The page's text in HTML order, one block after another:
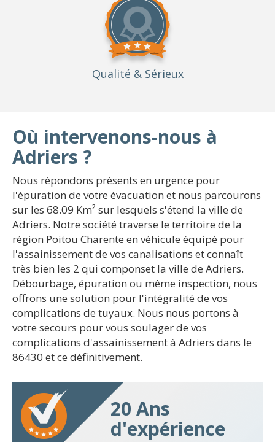
Qualité & Sérieux
Où intervenons-nous à
Adriers ?
Nous répondons présents en urgence pour
l'épuration de votre évacuation et nous parcourons
sur les 68.09 Km² sur lesquels s'étend la ville de
Adriers. Notre société traverse le territoire de la
région Poitou Charente en véhicule équipé pour
l'assainissement de vos canalisations et connaît
très bien les 2 qui componset la ville de Adriers.
Débourbage, épuration ou même inspection, nous
offrons une solution pour l'intégralité de vos
complications de tuyaux. Nous nous portons à
votre secours pour vous soulager de vos
complications d'assainissement à Adriers dans le
86430 et ce définitivement.
20 Ans
d'expérience